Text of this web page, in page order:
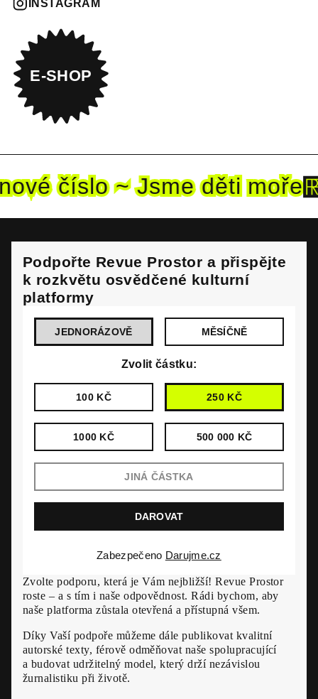
INSTAGRAM
E-SHOP
číslo ~ Jsme děti moře
Podpořte Revue Prostor a přispějte
k rozkvětu osvědčené kulturní
platformy
Zvolte podporu, která je Vám nejbližší! Revue Prostor
roste – a s tím i naše odpovědnost. Rádi bychom, aby
naše platforma zůstala otevřená a přístupná všem.
Díky Vaší podpoře můžeme dále publikovat kvalitní
autorské texty, férově odměňovat naše spolupracující
a budovat udržitelný model, který drží nezávislou
žurnalistiku při životě.
JEDNORÁZOVĚ MĚSÍČNĚ
Zvolit částku:
100 KČ 250 KČ
1000 KČ 500 000 KČ
Zabezpečeno Darujme.cz